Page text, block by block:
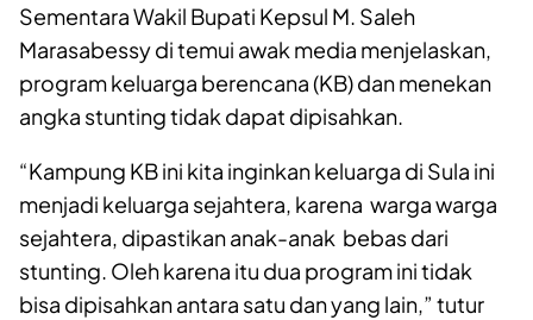
Sementara Wakil Bupati Kepsul M. Saleh
Marasabessy di temui awak media menjelaskan,
program keluarga berencana (KB) dan menekan
angka stunting tidak dapat dipisahkan.
“Kampung KB ini kita inginkan keluarga di Sula ini
menjadi keluarga sejahtera, karena warga warga
sejahtera, dipastikan anak-anak bebas dari
stunting. Oleh karena itu dua program ini tidak
bisa dipisahkan antara satu dan yang lain,” tutur